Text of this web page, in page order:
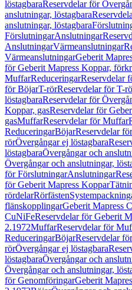
löstagbaraReservdelar för
anslutningar, löstagbara
anslutningar, löstagbara
FörslutningarAnslutningar
AnslutningarVärmeanslutningar
VärmeanslutningarGeberit
för Geberit Mapress Koppar,
MuffarReduceringarReservdelar
för BöjarT-rörReservdelar för T-
löstagbaraReservdelar för
Koppar, gasReservdelar för
gasMuffarReservdelar för Muffar
ReduceringarBöjarReservdelar
rörÖvergångar ej löstagbara
löstagbaraÖvergångar och
Övergångar och anslutningar,
för FörslutningarAnslutningar
för Geberit Mapress Koppar
rördelarRörfästen
flänskopplingarGeberit Mapress
CuNiFeReservdelar för Geberit
2.1972MuffarReservdelar för
ReduceringarBöjarReservdelar
rörÖvergångar ej löstagbara
löstagbaraÖvergångar och
Övergångar och anslutningar,
för GenomföringarGeberit